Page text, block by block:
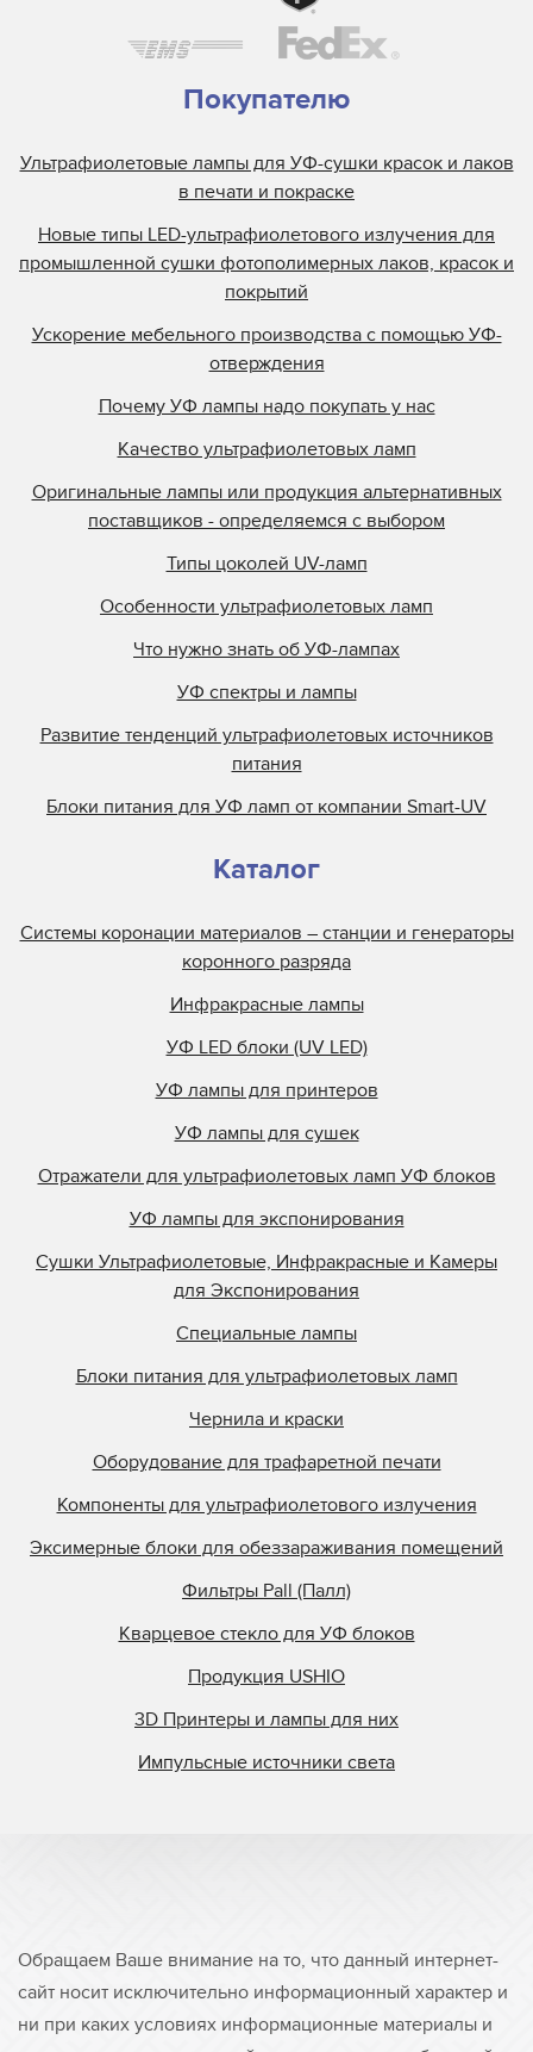
Uviterno
VTI
Yaselan
Zund
Отражатели Anderson America
Отражатели BigPrinter
Отражатели CET Color
Отражатели D.E.C
Отражатели Dilli
Отражатели Docan
Отражатели DuPont
Отражатели Durst
Отражатели EFI Rastek
Отражатели EFI Vutek
Отражатели Flora
Отражатели Gandi Innovations
Отражатели GCC
Отражатели Grapo
Отражатели Inca
Покупателю
Ультрафиолетовые лампы для УФ-сушки красок и лаков
в печати и покраске
Новые типы LED-ультрафиолетового излучения для
промышленной сушки фотополимерных лаков, красок и
покрытий
Ускорение мебельного производства с помощью УФ-
отверждения
Почему УФ лампы надо покупать у нас
Качество ультрафиолетовых ламп
Оригинальные лампы или продукция альтернативных
поставщиков - определяемся с выбором
Типы цоколей UV-ламп
Особенности ультрафиолетовых ламп
Что нужно знать об УФ-лампах
УФ спектры и лампы
Развитие тенденций ультрафиолетовых источников
питания
Блоки питания для УФ ламп от компании Smart-UV
Каталог
Системы коронации материалов – станции и генераторы
коронного разряда
Инфракрасные лампы
УФ LED блоки (UV LED)
УФ лампы для принтеров
УФ лампы для сушек
Отражатели для ультрафиолетовых ламп УФ блоков
УФ лампы для экспонирования
Сушки Ультрафиолетовые, Инфракрасные и Камеры
для Экспонирования
Специальные лампы
Блоки питания для ультрафиолетовых ламп
Чернила и краски
Оборудование для трафаретной печати
Компоненты для ультрафиолетового излучения
Эксимерные блоки для обеззараживания помещений
Фильтры Pall (Палл)
Кварцевое стекло для УФ блоков
Продукция USHIO
3D Принтеры и лампы для них
Импульсные источники света
Обращаем Ваше внимание на то, что данный интернет-
сайт носит исключительно информационный характер и
ни при каких условиях информационные материалы и